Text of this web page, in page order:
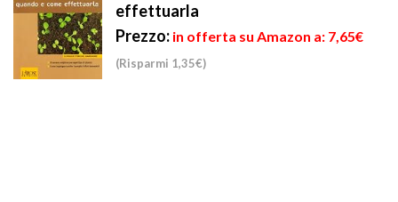
effettuarla
Prezzo: in offerta su Amazon a: 7,65€
(Risparmi 1,35€)